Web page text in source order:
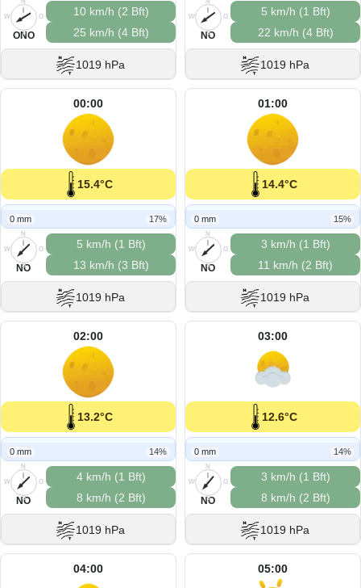
O
S
W
ONO
10 km/h (2 Bft)
25 km/h (4 Bft)
1019 hPa
O
S
W
NO
5 km/h (1 Bft)
22 km/h (4 Bft)
1019 hPa
00:00
15.4°C
0 mm 17%
N
O
S
W
NO
5 km/h (1 Bft)
13 km/h (3 Bft)
1019 hPa
01:00
14.4°C
0 mm 15%
N
O
S
W
NO
3 km/h (1 Bft)
11 km/h (2 Bft)
1019 hPa
02:00
13.2°C
0 mm 14%
N
O
S
W
NO
4 km/h (1 Bft)
8 km/h (2 Bft)
1019 hPa
03:00
12.6°C
0 mm 14%
N
O
S
W
NO
3 km/h (1 Bft)
8 km/h (2 Bft)
1019 hPa
04:00 05:00